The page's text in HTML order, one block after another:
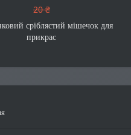
20 ₴
сріблястий мішечок для
прикрас